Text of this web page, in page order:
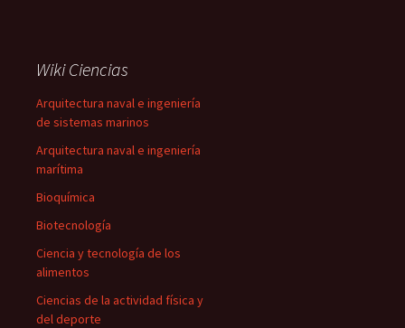
Wiki Ciencias
Arquitectura naval e ingeniería
de sistemas marinos
Arquitectura naval e ingeniería
marítima
Bioquímica
Biotecnología
Ciencia y tecnología de los
alimentos
Ciencias de la actividad física y
del deporte